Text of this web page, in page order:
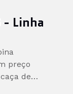
- Linha
preço
de